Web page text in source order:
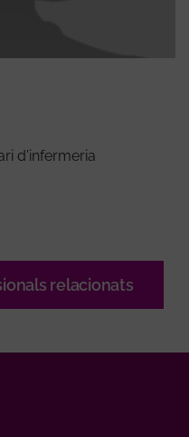
d'infermeria
relacionats